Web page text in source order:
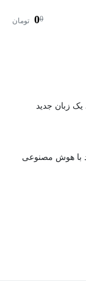
0
0 تومان
زبان جدید
با هوش مصنوعی